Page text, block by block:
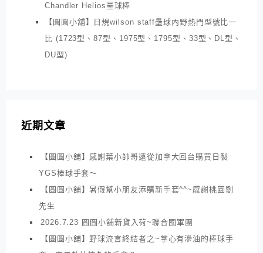
Chandler Helios壘球棒
【圓圓小舖】日規wilson staff壘球內野熱門型號比一
比 (1723型、87型、1975型、1795型、33型、DL型、
DU型)
近期文章
【圓圓小舖】感謝葉小帥哥遠從加拿大回台購買日製
YGS棒球手套～
【圓圓小舖】暑假幫小朋友添購新手套^^~感謝桃園劉
先生
2026.7.23 圓圓小舖新貨入荷~聯合國軍團
【圓圓小舖】野球流言終結者之~掌心有滲油的棒球手